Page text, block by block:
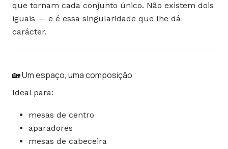
que tornam cada conjunto único. Não existem dois
iguais — e é essa singularidade que lhe dá
carácter.
🏡 Um espaço, uma composição
Ideal para:
mesas de centro
aparadores
mesas de cabeceira